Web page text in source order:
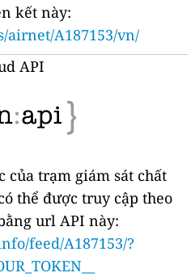
kết này:
airnet/A187153/vn/
API
trạm giám sát chất
thể được truy cập theo
url API này:
feed/A187153/?